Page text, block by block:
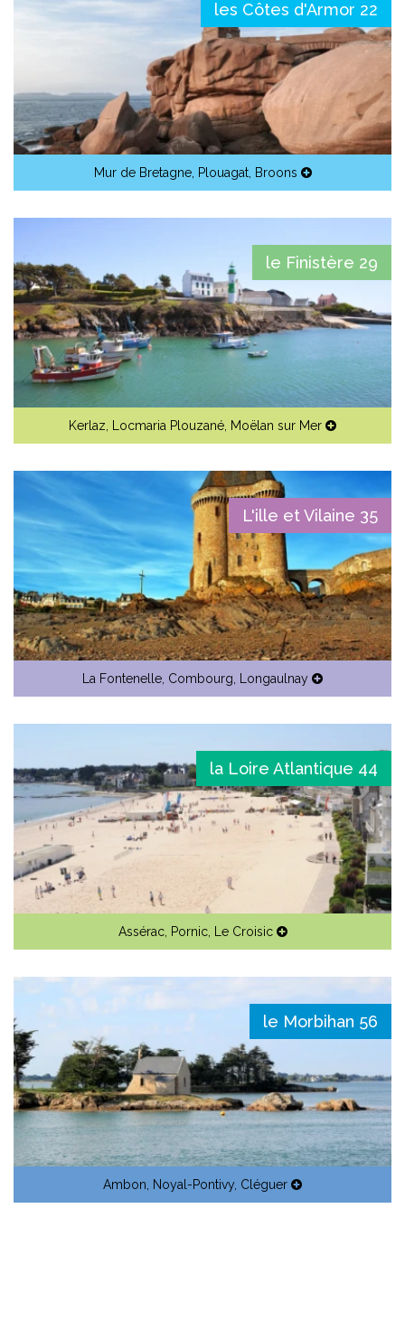
les Côtes d'Armor 22
Mur de Bretagne, Plouagat, Broons
le Finistère 29
Kerlaz, Locmaria Plouzané, Moëlan sur Mer
L'ille et Vilaine 35
La Fontenelle, Combourg, Longaulnay
la Loire Atlantique 44
Assérac, Pornic, Le Croisic
le Morbihan 56
Ambon, Noyal-Pontivy, Cléguer